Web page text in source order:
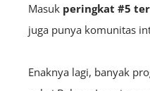
Masuk peringkat #5
juga punya komunitas
Enaknya lagi, banyak